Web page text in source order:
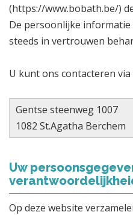
(https://www.bobath.be/)
De persoonlijke
steeds in vertrouwen
U kunt ons contacteren
Gentse steenweg 1007
1082 St.Agatha Berchem
Uw
Op deze website